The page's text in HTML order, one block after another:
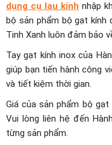
dụng cụ lau kính nhập
bộ sản phẩm bộ gạt kính
Tinh Xanh luôn đảm bảo
Tay gạt kính inox của
giúp bạn tiến hành công
và tiết kiệm thời gian.
Giá của sản phẩm bộ
Vui lòng liên hệ đến
từng sản phẩm.